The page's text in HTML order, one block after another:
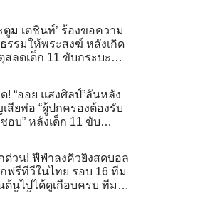
ตูม เตชินท์’ ร้องขอความ
รรมให้พระสงฆ์ หลังเกิด
สลดเด็ก 11 ขับกระบะชน
! “ออย แสงศิลป์”ลั่นหลัง
สียพ่อ “ผู้ปกครองต้องรับ
อบ” หลังเด็ก 11 ขับ
ด่วน! ฟีฟ่าลงคิวยิงสดบอล
ฟรีทีวีในไทย รอบ 16 ทีม
ต้นไปได้ดูเกือบครบ ทีม